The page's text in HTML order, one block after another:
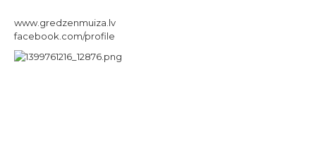
www.gredzenmuiza.lv
facebook.com/profile